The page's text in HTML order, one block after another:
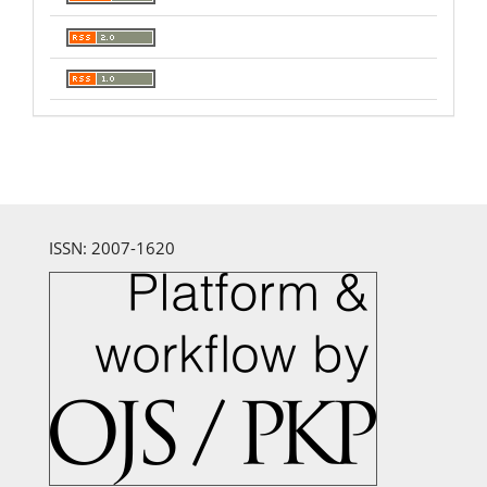
ISSN: 2007-1620